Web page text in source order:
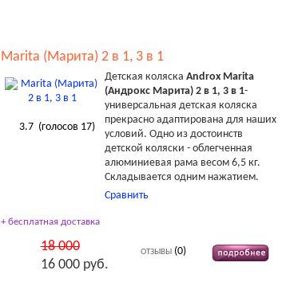
Marita (Марита) 2 в 1, 3 в 1
3.7(голосов 17)
Детская коляска Androx Marita
(Андрокс Марита) 2 в 1, 3 в 1-
универсальная детская коляска
прекрасно адаптирована для наших
условий. Одно из достоинств
детской коляски - облегченная
алюминиевая рама весом 6,5 кг.
Складывается одним нажатием.
Сравнить
+ бесплатная доставка
18 000
16 000 руб.
ОТЗЫВЫ(0)